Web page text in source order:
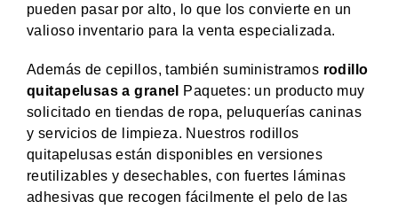
pueden pasar por alto, lo que los convierte en un
valioso inventario para la venta especializada.
Además de cepillos, también suministramos rodillo
quitapelusas a granel
Paquetes: un producto muy
solicitado en tiendas de ropa, peluquerías caninas
y servicios de limpieza. Nuestros rodillos
quitapelusas están disponibles en versiones
reutilizables y desechables, con fuertes láminas
adhesivas que recogen fácilmente el pelo de las